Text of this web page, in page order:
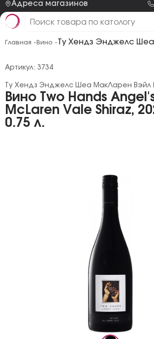
Адреса магазинов
Главная - Вино -Ту Хендз Энджелс
Вино Two Hands
McLaren Vale Shiraz,
0.75 л.
Ту Хендз Энджелс Шеа МакЛарен Вэйл
Артикул: 3734